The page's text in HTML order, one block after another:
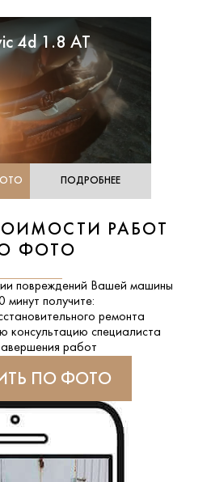
4d 1.8 AT
ПОДРОБНЕЕ
РАБОТ
ФОТО
повреждений Вашей машины
минут получите:
ремонта
консультацию специалиста
работ
ПО ФОТО